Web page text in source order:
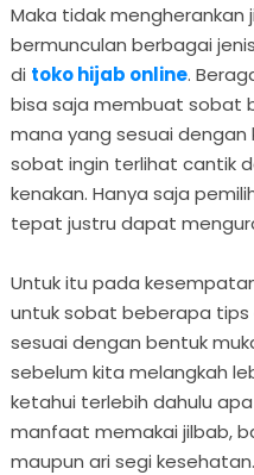
Maka tidak mengherankan
bermunculan berbagai
di toko hijab online.
bisa saja membuat sobat
mana yang sesuai
sobat ingin terlihat cantik
kenakan. Hanya saja
tepat justru dapat
Untuk itu pada
untuk sobat beberapa tips
sesuai dengan bentuk
sebelum kita melangkah
ketahui terlebih dahulu
manfaat memakai jilbab,
maupun ari segi kesehatan.